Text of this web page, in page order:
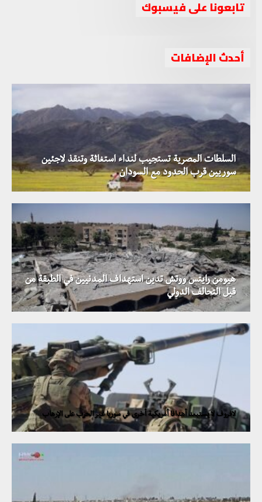
تابعونا على فيسبوك
أحدث الإضافات
السلطات المصرية تستجيب لنداء استغاثة وتنقذ لاجئين
سوريين قرب الحدود مع السودان
هيومن رايتس ووتش تدين استهداف المدنيين في الطبقة من
قبل التحالف الدولي
لافروف لا يستبعد أهدافا أمريكية أخرى في سوريا غير الحرب على الإرهاب